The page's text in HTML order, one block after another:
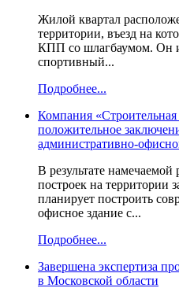
Жилой квартал
территории, въезд на
КПП со шлагбаумом. Он
спортивный...
Подробнее...
Компания
положительное
административно-
В результате
построек на территории
планирует построить
офисное здание с...
Подробнее...
Завершена экспертиза
в Московской области